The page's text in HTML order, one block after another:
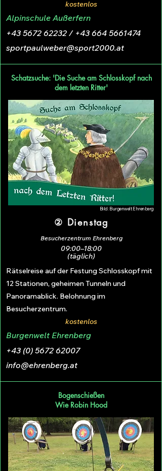
kostenlos
Alpinschule Außerfern
+43 5672 62232 / +43 664 5661474
sportpaulweber@sport2000.at
Schatzsuche: 'Die Suche am Schlosskopf nach
dem letzten Ritter'
Bild: Burgenwelt Ehrenberg
② Dienstag
Besucherzentrum Ehrenberg
09:00–18:00
(täglich)
Rätselreise auf der Festung Schlosskopf mit
12 Stationen, geheimen Tunneln und
Panoramablick. Belohnung im
Besucherzentrum.
kostenlos
Burgenwelt Ehrenberg
+43 (0) 5672 62007
info@ehrenberg.at
Bogenschießen
Wie Robin Hood